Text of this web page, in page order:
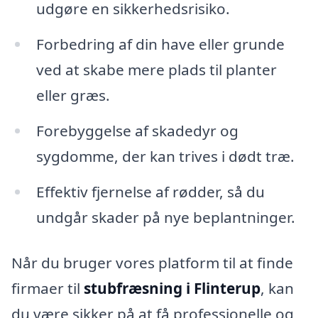
udgøre en sikkerhedsrisiko.
Forbedring af din have eller grunde
ved at skabe mere plads til planter
eller græs.
Forebyggelse af skadedyr og
sygdomme, der kan trives i dødt træ.
Effektiv fjernelse af rødder, så du
undgår skader på nye beplantninger.
Når du bruger vores platform til at finde
firmaer til stubfræsning i Flinterup, kan
du være sikker på at få professionelle og